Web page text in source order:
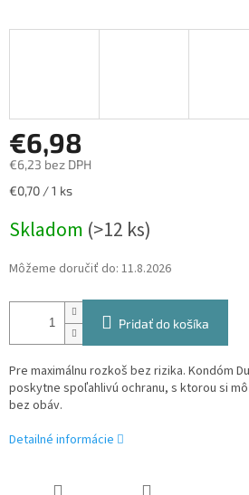
€6,98
€6,23 bez DPH
Jednotková
€0,70 / 1 ks
Skladom (>12 ks)
Môžeme doručiť do: 11.8.2026
Pridať do košíka
Pre maximálnu rozkoš bez rizika. Kondóm
poskytne spoľahlivú ochranu, s ktorou si
bez obáv.
Detailné informácie